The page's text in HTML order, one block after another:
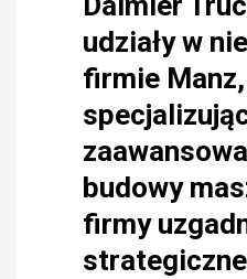
udziały w
firmie Manz,
budowy
firmy
strategiczne